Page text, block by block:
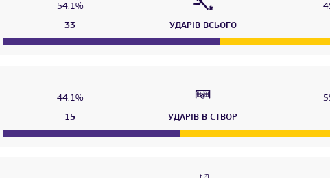
54.1%
33
УДАРІВ ВСЬОГО
44.1%
15
УДАРІВ В СТВОР